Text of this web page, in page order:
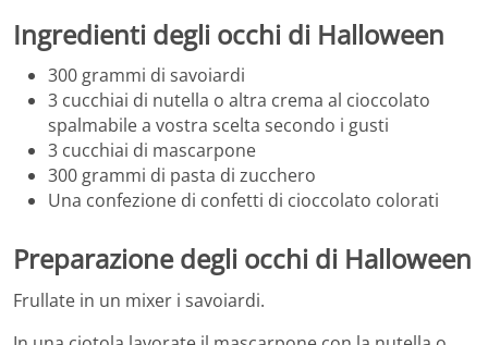
Ingredienti degli occhi di Halloween
300 grammi di savoiardi
3 cucchiai di nutella o altra crema al cioccolato
spalmabile a vostra scelta secondo i gusti
3 cucchiai di mascarpone
300 grammi di pasta di zucchero
Una confezione di confetti di cioccolato colorati
Preparazione degli occhi di Halloween
Frullate in un mixer i savoiardi.